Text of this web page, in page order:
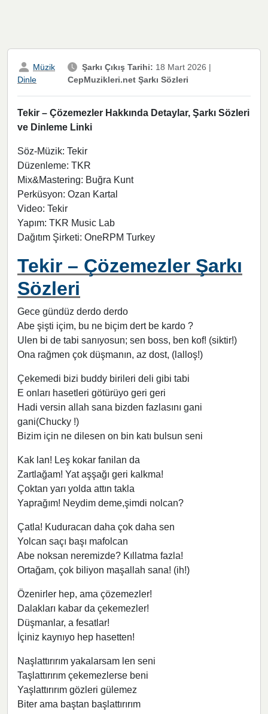
Müzik
Dinle
Şarkı Çıkış Tarihi: 18 Mart 2026 |
CepMuzikleri.net Şarkı Sözleri
Tekir – Çözemezler Hakkında Detaylar, Şarkı Sözleri
ve Dinleme Linki
Söz-Müzik: Tekir
Düzenleme: TKR
Mix&Mastering: Buğra Kunt
Perküsyon: Ozan Kartal
Video: Tekir
Yapım: TKR Music Lab
Dağıtım Şirketi: OneRPM Turkey
Tekir – Çözemezler Şarkı
Sözleri
Gece gündüz derdo derdo
Abe şişti içim, bu ne biçim dert be kardo ?
Ulen bi de tabi sanıyosun; sen boss, ben kof! (siktir!)
Ona rağmen çok düşmanın, az dost, (lalloş!)
Çekemedi bizi buddy birileri deli gibi tabi
E onları hasetleri götürüyo geri geri
Hadi versin allah sana bizden fazlasını gani
gani(Chucky !)
Bizim için ne dilesen on bin katı bulsun seni
Kak lan! Leş kokar fanilan da
Zartlağam! Yat aşşağı geri kalkma!
Çoktan yarı yolda attın takla
Yaprağım! Neydim deme,şimdi nolcan?
Çatla! Kuduracan daha çok daha sen
Yolcan saçı başı mafolcan
Abe noksan neremizde? Kıllatma fazla!
Ortağam, çok biliyon maşallah sana! (ih!)
Özenirler hep, ama çözemezler!
Dalakları kabar da çekemezler!
Düşmanlar, a fesatlar!
İçiniz kaynıyo hep hasetten!
Naşlattırırım yakalarsam len seni
Taşlattırırım çekemezlerse beni
Yaşlattırırım gözleri gülemez
Biter ama baştan başlattırırım